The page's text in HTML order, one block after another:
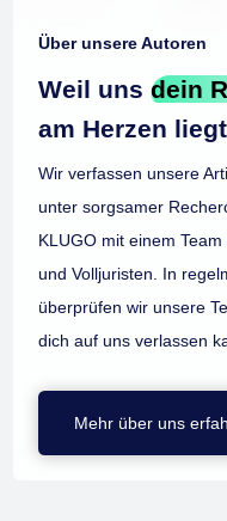
Über unsere Autoren
Weil unsdein
am Herzen liegt
Wir verfassen unsere
unter sorgsamer
KLUGO mit einem
und Volljuristen. In
überprüfen wir unsere
dich auf uns verlassen
Mehr über uns